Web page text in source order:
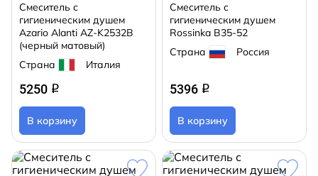
Смеситель с
гигиеническим душем
Azario Alanti AZ-K2532B
(черный матовый)
Страна
Италия
5250 q
В корзину
Смеситель с
гигиеническим душем
Rossinka B35-52
Страна
Россия
5396 q
В корзину